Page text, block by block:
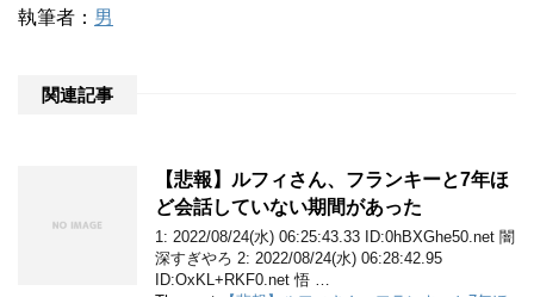
執筆者： 男
関連記事
【悲報】ルフィさん、フランキーと7年ほ
ど会話していない期間があった
1: 2022/08/24(水) 06:25:43.33 ID:0hBXGhe50.net 闇
深すぎやろ 2: 2022/08/24(水) 06:28:42.95
ID:OxKL+RKF0.net 悟 …